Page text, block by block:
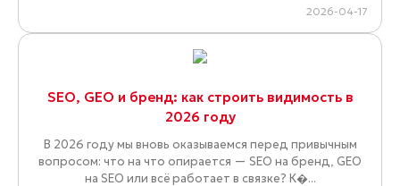
2026-04-17
SEO, GEO и бренд: как строить видимость в
2026 году
В 2026 году мы вновь оказываемся перед привычным
вопросом: что на что опирается — SEO на бренд, GEO
на SEO или всё работает в связке? К�...